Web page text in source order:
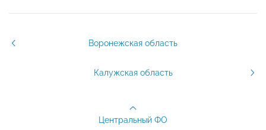
Воронежская область
Калужская область
Центральный ФО